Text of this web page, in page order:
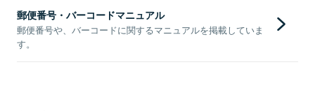
郵便番号・バーコードマニュアル
郵便番号や、バーコードに関するマニュアルを掲載していま
す。